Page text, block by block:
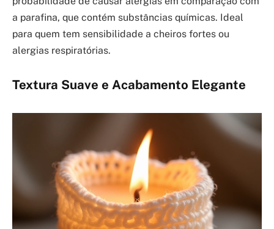
a parafina, que contém substâncias químicas. Ideal
para quem tem sensibilidade a cheiros fortes ou
alergias respiratórias.
Textura Suave e Acabamento Elegante